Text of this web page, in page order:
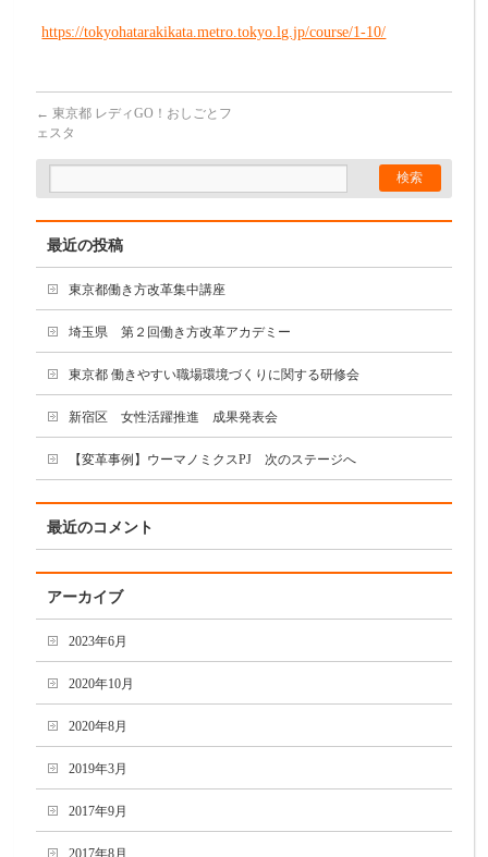
https://tokyohatarakikata.metro.tokyo.lg.jp/course/1-10/
← 東京都 レディGO！おしごとフ
ェスタ
最近の投稿
東京都働き方改革集中講座
埼玉県 第２回働き方改革アカデミー
東京都 働きやすい職場環境づくりに関する研修会
新宿区 女性活躍推進 成果発表会
【変革事例】ウーマノミクスPJ 次のステージへ
最近のコメント
アーカイブ
2023年6月
2020年10月
2020年8月
2019年3月
2017年9月
2017年8月